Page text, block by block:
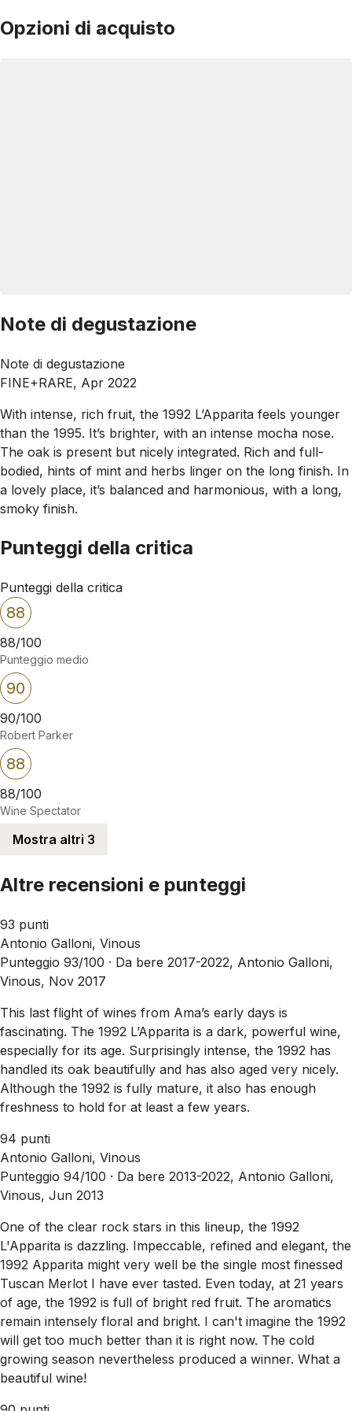
Opzioni di acquisto
Note di degustazione
Note di degustazione
FINE+RARE, Apr 2022
With intense, rich fruit, the 1992 L’Apparita feels younger
than the 1995. It’s brighter, with an intense mocha nose.
The oak is present but nicely integrated. Rich and full-
bodied, hints of mint and herbs linger on the long finish. In
a lovely place, it’s balanced and harmonious, with a long,
smoky finish.
Punteggi della critica
Punteggi della critica
88
88/100
Punteggio medio
90
90/100
Robert Parker
88
88/100
Wine Spectator
Mostra altri 3
Altre recensioni e punteggi
93 punti
Antonio Galloni, Vinous
Punteggio 93/100 · Da bere 2017-2022, Antonio Galloni,
Vinous, Nov 2017
This last flight of wines from Ama’s early days is
fascinating. The 1992 L’Apparita is a dark, powerful wine,
especially for its age. Surprisingly intense, the 1992 has
handled its oak beautifully and has also aged very nicely.
Although the 1992 is fully mature, it also has enough
freshness to hold for at least a few years.
94 punti
Antonio Galloni, Vinous
Punteggio 94/100 · Da bere 2013-2022, Antonio Galloni,
Vinous, Jun 2013
One of the clear rock stars in this lineup, the 1992
L'Apparita is dazzling. Impeccable, refined and elegant, the
1992 Apparita might very well be the single most finessed
Tuscan Merlot I have ever tasted. Even today, at 21 years
of age, the 1992 is full of bright red fruit. The aromatics
remain intensely floral and bright. I can't imagine the 1992
will get too much better than it is right now. The cold
growing season nevertheless produced a winner. What a
beautiful wine!